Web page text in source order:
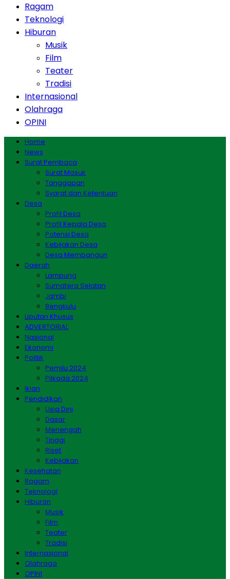
Ragam
Teknologi
Hiburan
Musik
Film
Teater
Tradisi
Internasional
Olahraga
OPINI
Home
News
Surat Pembaca
Surat Masuk
Tanggapan
Syarat dan Ketentuan
Desa
Profil Desa
Profil Kepala Desa
Potensi Desa
Kebijakan Desa
Desa Membangun
Daerah
Lampung
Sumatera Selatan
Jambi
Bengkulu
Liputan Khusus
ADVERTORIAL
Nasional
Ekonomi
Politik
Pemilu 2024
Pilkada 2024
Iklan
Pendidikan
Usia Dini
Dasar
Menengah
Tinggi
Riset
Kebijakan
Kesehatan
Ragam
Teknologi
Hiburan
Musik
Film
Teater
Tradisi
Internasional
Olahraga
OPINI